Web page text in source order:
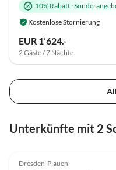
10% Rabatt·
Kostenlose Stornierung
EUR 1’624.-
2 Gäste / 7 Nächte
Unterkünfte mit 2
Dresden-Plauen